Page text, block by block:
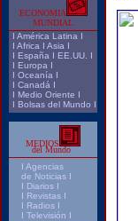
ECONOMIA
MUNDIAL
I América Latina I
I Africa I Asia I
I España I EE.UU.
I
I Europa I
I Oceanía I
I Canadá I
I Medio Oriente I
I Bolsas del Mundo I
MEDIOS
del Mundo
I Agencias
de Noticias I
I Diarios I
I Revistas I
I Radios I
I Televisión I